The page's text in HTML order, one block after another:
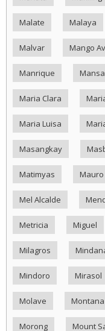
Malate Malaya
Malvar Mango
Manrique
Maria Clara
Maria Luisa
Masangkay
Matimyas Mauro
Mel Alcalde
Metricia Miguel
Milagros
Mindoro Mirasol
Molave Montana
Morong Mount